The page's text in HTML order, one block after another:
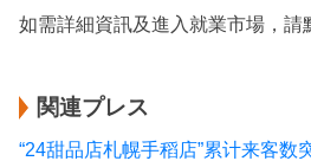
如需詳細資訊及進入就業市場，請
関連プレス
“24甜品店札幌手稻店”累计来客数